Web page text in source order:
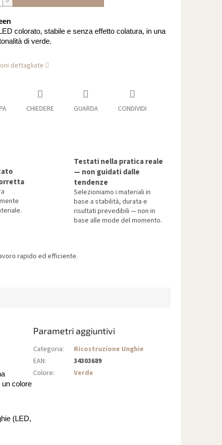
colorato, stabile e senza effetto colatura, in una
di verde.
dettagliate
CHIEDERE GUARDA CONDIVIDI
Testati nella pratica reale
— non guidati dalle
tendenze
Selezioniamo i materiali in
base a stabilità, durata e
risultati prevedibili — non in
base alle mode del momento.
rapido ed efficiente.
un colore
(LED,
Parametri aggiuntivi
Categoria:
Ricostruzione Unghie
EAN:
34303689
Colore: Verde